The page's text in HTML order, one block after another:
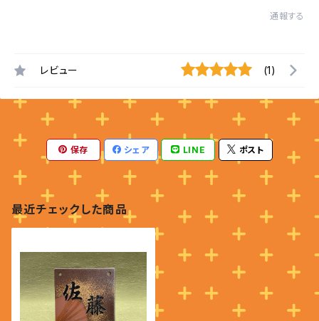
通報する
レビュー (1)
保存 シェア LINE ポスト
最近チェックした商品